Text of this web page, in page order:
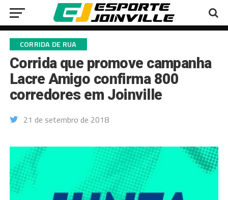
CORRIDA DE RUA
Corrida que promove campanha
Lacre Amigo confirma 800
corredores em Joinville
21 de setembro de 2018